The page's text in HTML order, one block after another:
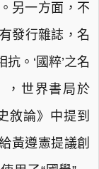
另一方面，不
發行雜誌，名
。‘國粹’之名
，世界書局於
敘論》中提到
黃遵憲提議創